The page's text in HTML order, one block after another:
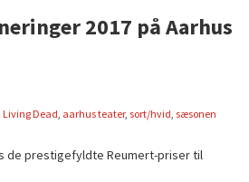
2017 på Aarhus
Living Dead, aarhus teater, sort/hvid, sæsonen
de prestigefyldte Reumert-priser til